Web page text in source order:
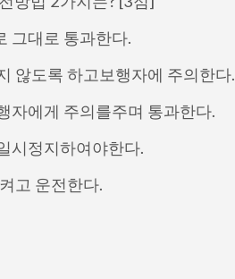
그대로 통과한다.
않도록 하고보행자에 주의한다.
자에게 주의를주며 통과한다.
시정지하여야한다.
고 운전한다.